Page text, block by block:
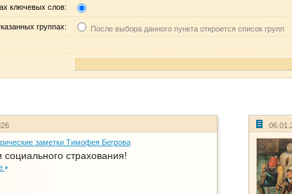
ключевых слов:
группах: После выбора данного пункта откроется список групп
заметки Тимофея Бегрова
социального страхования!